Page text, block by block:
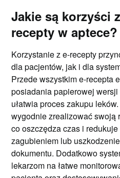
Jakie są korzyści
recepty w aptece?
Korzystanie z e-recepty
dla pacjentów, jak i dla
Przede wszystkim e-recepta
posiadania papierowej
ułatwia proces zakupu
wygodnie zrealizować swoją
co oszczędza czas i
zagubieniem lub
dokumentu. Dodatkowo
lekarzom na łatwe